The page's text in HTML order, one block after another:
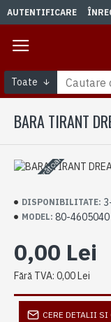
AUTENTIFICARE
Toate
BARA TIRANT
3-5 zile lucrătoare
DISPONIBILITATE:
MODEL: 80-4605040
0,00 Lei
Fără TVA: 0,00 Lei
CERE DETALII SI